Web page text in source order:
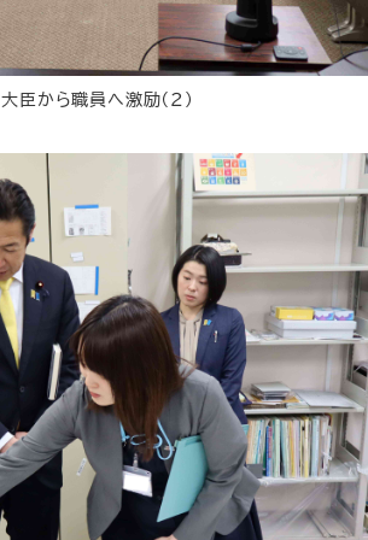
大臣から職員へ激励（２）